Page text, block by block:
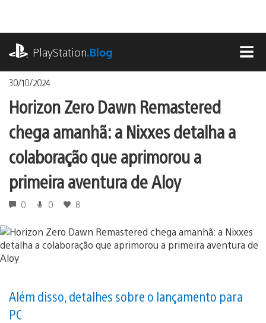
o
conteúdo
PlayStation.Blog
30/10/2024
Horizon Zero Dawn Remastered
chega amanhã: a Nixxes detalha a
colaboração que aprimorou a
primeira aventura de Aloy
0 0 8
Além disso, detalhes sobre o lançamento para
PC